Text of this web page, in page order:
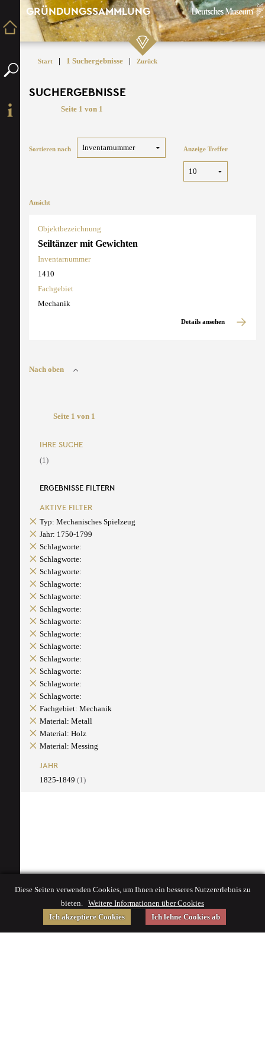
GRÜNDUNGSSAMMLUNG
Start | 1 Suchergebnisse | Zurück
SUCHERGEBNISSE
Seite 1 von 1
Sortieren nach Anzeige Treffer
Ansicht
Objektbezeichnung
Seiltänzer mit Gewichten
Inventarnummer
1410
Fachgebiet
Mechanik
Details ansehen
Nach oben
Seite 1 von 1
IHRE SUCHE
(1)
ERGEBNISSE FILTERN
AKTIVE FILTER
Typ: Mechanisches Spielzeug
Jahr: 1750-1799
Schlagworte:
Schlagworte:
Schlagworte:
Schlagworte:
Schlagworte:
Schlagworte:
Schlagworte:
Schlagworte:
Schlagworte:
Schlagworte:
Schlagworte:
Schlagworte:
Schlagworte:
Fachgebiet: Mechanik
Material: Metall
Material: Holz
Material: Messing
JAHR
1825-1849 (1)
Diese Seiten verwenden Cookies, um Ihnen ein besseres Nutzererlebnis zu
bieten. Weitere Informationen über Cookies
Ich akzeptiere Cookies
Ich lehne Cookies ab